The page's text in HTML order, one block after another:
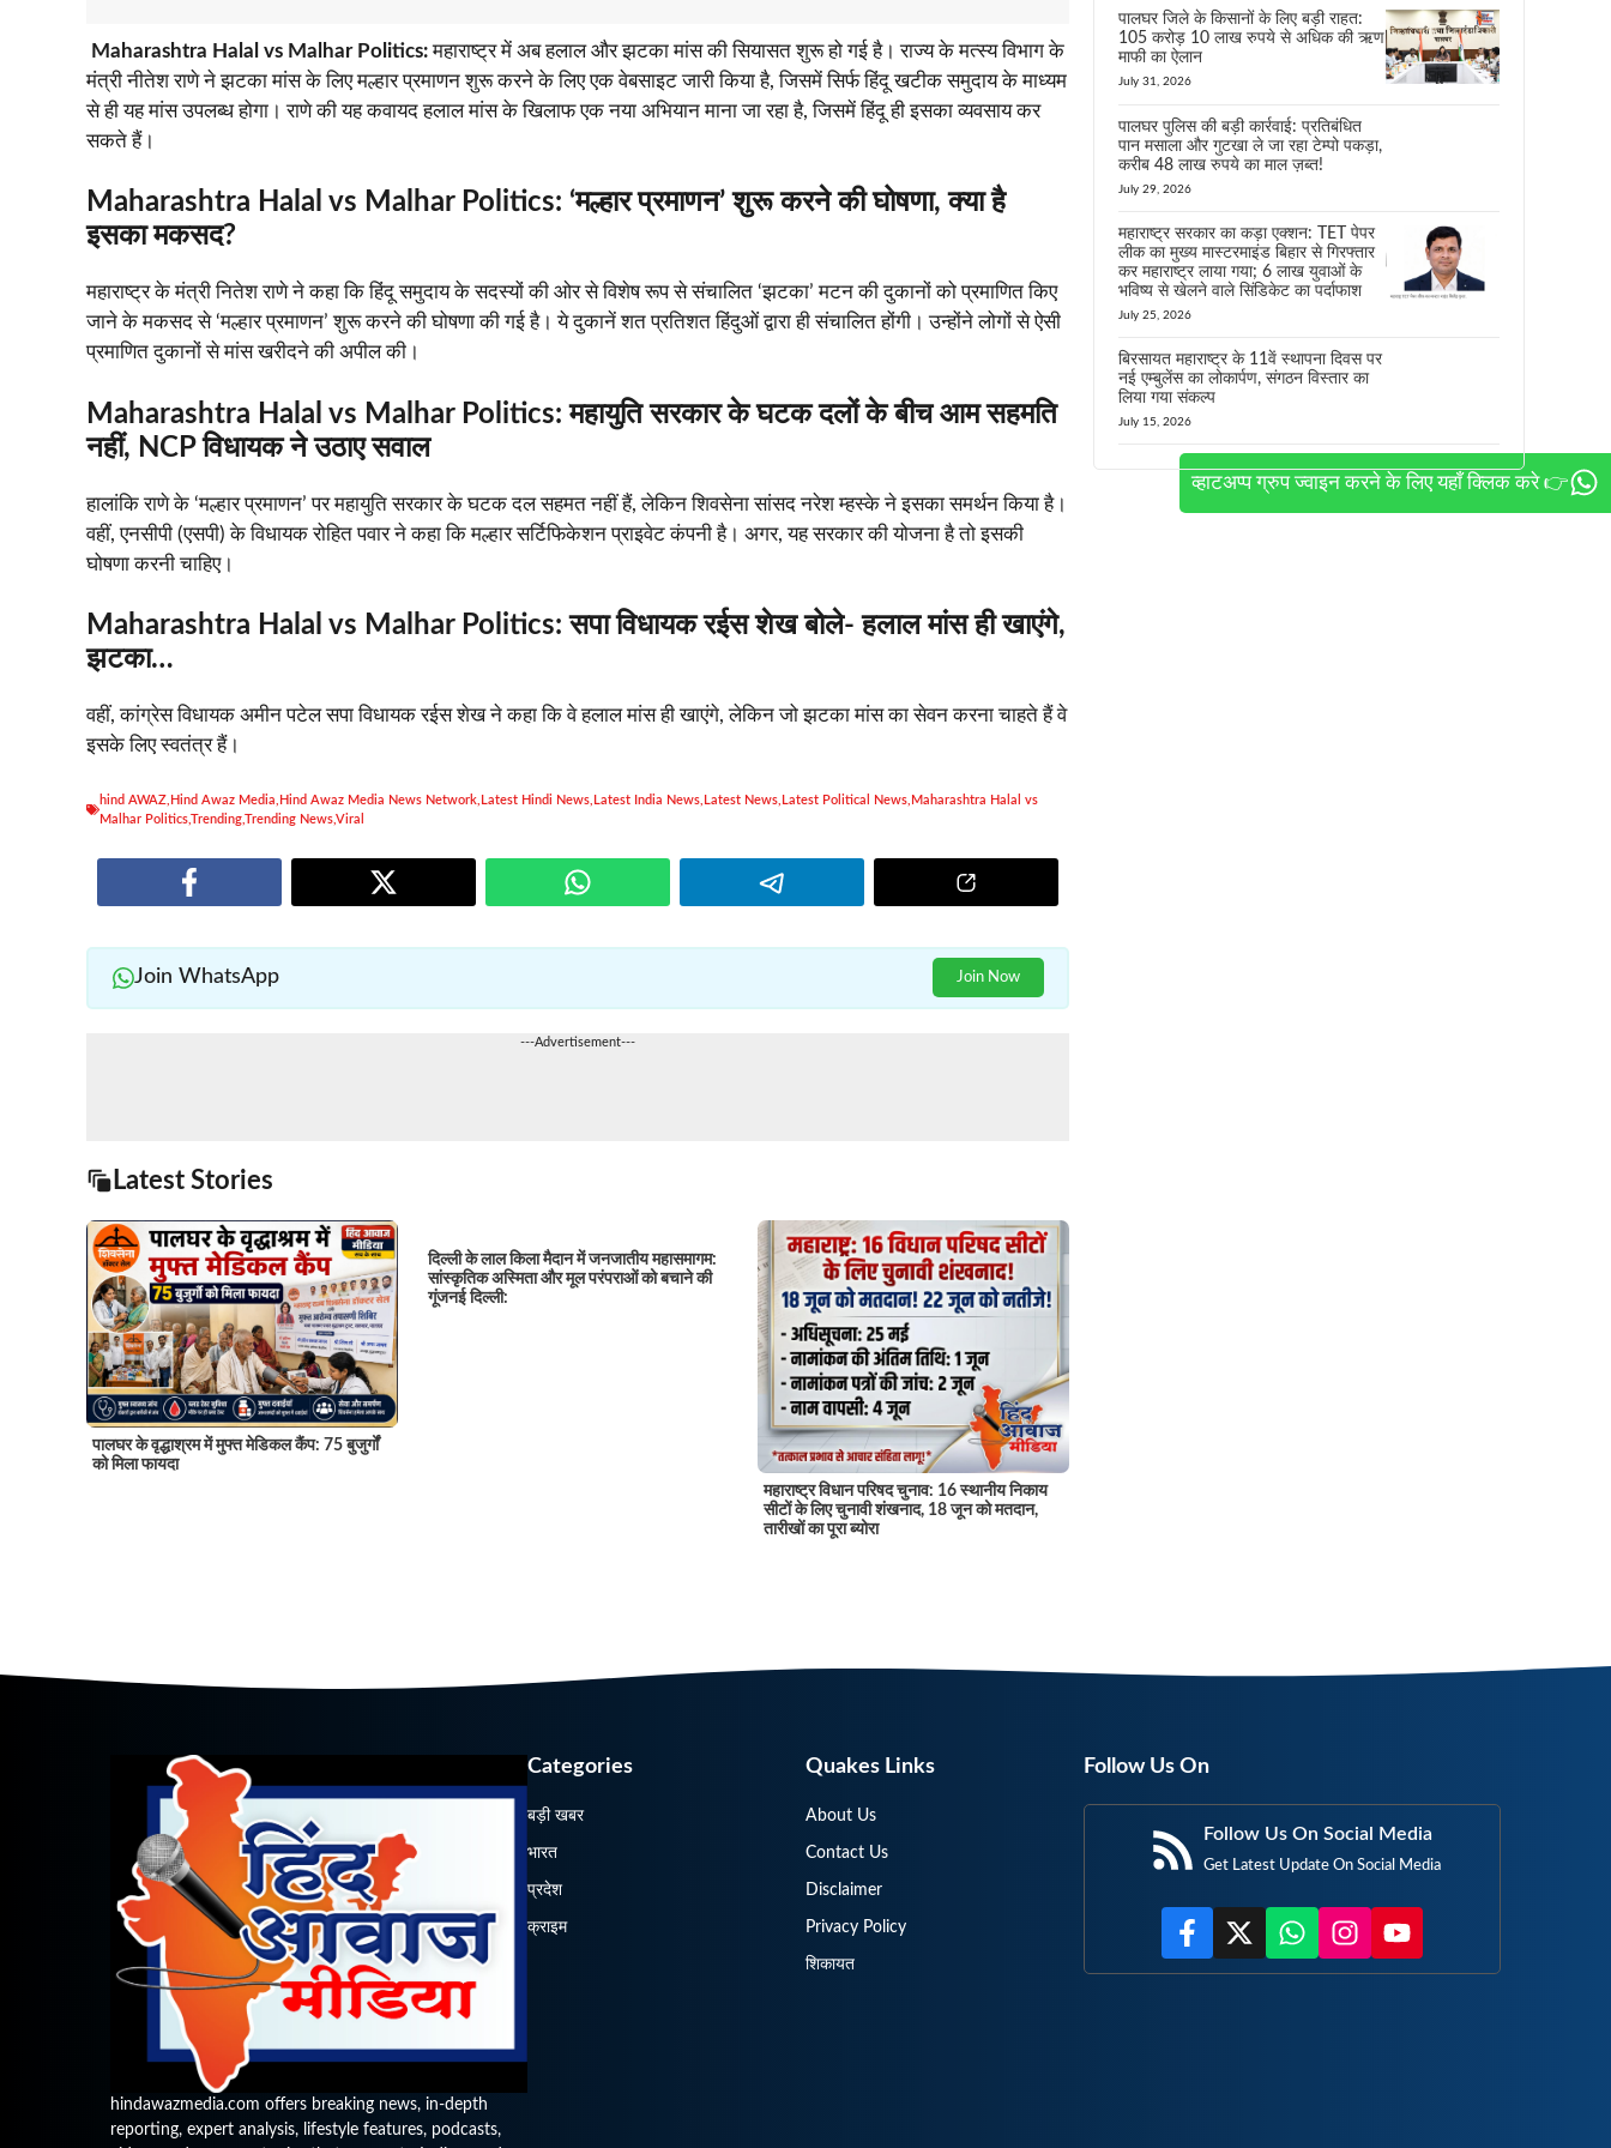
व्हाटअप्प ग्रुप ज्वाइन करने के लिए यहाँ क्लिक करे 👉
Maharashtra Halal vs Malhar Politics:महाराष्ट्र में अब हलाल और झटका मांस की सियासत शुरू हो गई है। राज्य के मत्स्य विभाग के
मंत्री नीतेश राणे ने झटका मांस के लिए मल्हार प्रमाणन शुरू करने के लिए एक वेबसाइट जारी किया है, जिसमें सिर्फ हिंदू खटीक समुदाय के माध्यम
से ही यह मांस उपलब्ध होगा। राणे की यह कवायद हलाल मांस के खिलाफ एक नया अभियान माना जा रहा है, जिसमें हिंदू ही इसका व्यवसाय कर
सकते हैं।
Maharashtra Halal vs Malhar Politics: ‘मल्हार प्रमाणन’ शुरू करने की घोषणा, क्या है
इसका मकसद?
महाराष्ट्र के मंत्री नितेश राणे ने कहा कि हिंदू समुदाय के सदस्यों की ओर से विशेष रूप से संचालित ‘झटका’ मटन की दुकानों को प्रमाणित किए
जाने के मकसद से ‘मल्हार प्रमाणन’ शुरू करने की घोषणा की गई है। ये दुकानें शत प्रतिशत हिंदुओं द्वारा ही संचालित होंगी। उन्होंने लोगों से ऐसी
प्रमाणित दुकानों से मांस खरीदने की अपील की।
Maharashtra Halal vs Malhar Politics: महायुति सरकार के घटक दलों के बीच आम सहमति
नहीं, NCP विधायक ने उठाए सवाल
हालांकि राणे के ‘मल्हार प्रमाणन’ पर महायुति सरकार के घटक दल सहमत नहीं हैं, लेकिन शिवसेना सांसद नरेश म्हस्के ने इसका समर्थन किया है।
वहीं, एनसीपी (एसपी) के विधायक रोहित पवार ने कहा कि मल्हार सर्टिफिकेशन प्राइवेट कंपनी है। अगर, यह सरकार की योजना है तो इसकी
घोषणा करनी चाहिए।
Maharashtra Halal vs Malhar Politics: सपा विधायक रईस शेख बोले- हलाल मांस ही खाएंगे,
झटका…
वहीं, कांग्रेस विधायक अमीन पटेल सपा विधायक रईस शेख ने कहा कि वे हलाल मांस ही खाएंगे, लेकिन जो झटका मांस का सेवन करना चाहते हैं वे
इसके लिए स्वतंत्र हैं।
hind AWAZ Hind Awaz Media Hind Awaz Media News Network Latest Hindi News Latest India News Latest News Latest Political News Maharashtra Halal vs
Malhar PoliticsTrendingTrending NewsViral
Join WhatsApp Join Now
---Advertisement---
Latest Stories
पालघर के वृद्धाश्रम में मुफ्त मेडिकल कैंप: 75 बुजुर्गों
को मिला फायदा
दिल्ली के लाल किला मैदान में जनजातीय महासमागम:
सांस्कृतिक अस्मिता और मूल परंपराओं को बचाने की
गूंजनई दिल्ली:
महाराष्ट्र विधान परिषद चुनाव: 16 स्थानीय निकाय
सीटों के लिए चुनावी शंखनाद, 18 जून को मतदान,
तारीखों का पूरा ब्योरा
पालघर जिले के किसानों के लिए बड़ी राहत:
105 करोड़ 10 लाख रुपये से अधिक की ऋण
माफी का ऐलान
July 31, 2026
पालघर पुलिस की बड़ी कार्रवाई: प्रतिबंधित
पान मसाला और गुटखा ले जा रहा टेम्पो पकड़ा,
करीब 48 लाख रुपये का माल ज़ब्त!
July 29, 2026
महाराष्ट्र सरकार का कड़ा एक्शन: TET पेपर
लीक का मुख्य मास्टरमाइंड बिहार से गिरफ्तार
कर महाराष्ट्र लाया गया; 6 लाख युवाओं के
भविष्य से खेलने वाले सिंडिकेट का पर्दाफाश
July 25, 2026
बिरसायत महाराष्ट्र के 11वें स्थापना दिवस पर
नई एम्बुलेंस का लोकार्पण, संगठन विस्तार का
लिया गया संकल्प
July 15, 2026
hindawazmedia.com offers breaking news, in-depth
reporting, expert analysis, lifestyle features, podcasts,
Categories
बड़ी खबर
भारत
प्रदेश
क्राइम
Quakes Links
About Us
Contact Us
Disclaimer
Privacy Policy
शिकायत
Follow Us On
Follow Us On Social Media
Get Latest Update On Social Media